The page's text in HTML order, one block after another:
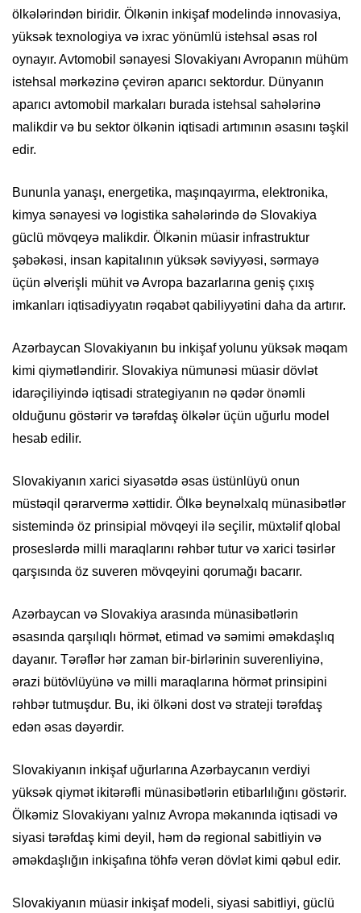
ölkələrindən biridir. Ölkənin inkişaf modelində innovasiya,
yüksək texnologiya və ixrac yönümlü istehsal əsas rol
oynayır. Avtomobil sənayesi Slovakiyanı Avropanın mühüm
istehsal mərkəzinə çevirən aparıcı sektordur. Dünyanın
aparıcı avtomobil markaları burada istehsal sahələrinə
malikdir və bu sektor ölkənin iqtisadi artımının əsasını təşkil
edir.
Bununla yanaşı, energetika, maşınqayırma, elektronika,
kimya sənayesi və logistika sahələrində də Slovakiya
güclü mövqeyə malikdir. Ölkənin müasir infrastruktur
şəbəkəsi, insan kapitalının yüksək səviyyəsi, sərmayə
üçün əlverişli mühit və Avropa bazarlarına geniş çıxış
imkanları iqtisadiyyatın rəqabət qabiliyyətini daha da artırır.
Azərbaycan Slovakiyanın bu inkişaf yolunu yüksək məqam
kimi qiymətləndirir. Slovakiya nümunəsi müasir dövlət
idarəçiliyində iqtisadi strategiyanın nə qədər önəmli
olduğunu göstərir və tərəfdaş ölkələr üçün uğurlu model
hesab edilir.
Slovakiyanın xarici siyasətdə əsas üstünlüyü onun
müstəqil qərarvermə xəttidir. Ölkə beynəlxalq münasibətlər
sistemində öz prinsipial mövqeyi ilə seçilir, müxtəlif qlobal
proseslərdə milli maraqlarını rəhbər tutur və xarici təsirlər
qarşısında öz suveren mövqeyini qorumağı bacarır.
Azərbaycan və Slovakiya arasında münasibətlərin
əsasında qarşılıqlı hörmət, etimad və səmimi əməkdaşlıq
dayanır. Tərəflər hər zaman bir-birlərinin suverenliyinə,
ərazi bütövlüyünə və milli maraqlarına hörmət prinsipini
rəhbər tutmuşdur. Bu, iki ölkəni dost və strateji tərəfdaş
edən əsas dəyərdir.
Slovakiyanın inkişaf uğurlarına Azərbaycanın verdiyi
yüksək qiymət ikitərəfli münasibətlərin etibarlılığını göstərir.
Ölkəmiz Slovakiyanı yalnız Avropa məkanında iqtisadi və
siyasi tərəfdaş kimi deyil, həm də regional sabitliyin və
əməkdaşlığın inkişafına töhfə verən dövlət kimi qəbul edir.
Slovakiyanın müasir inkişaf modeli, siyasi sabitliyi, güclü